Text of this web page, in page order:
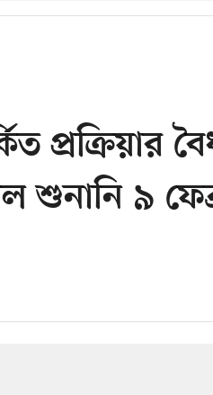
প্রক্রিয়ার
শুনানি ৯